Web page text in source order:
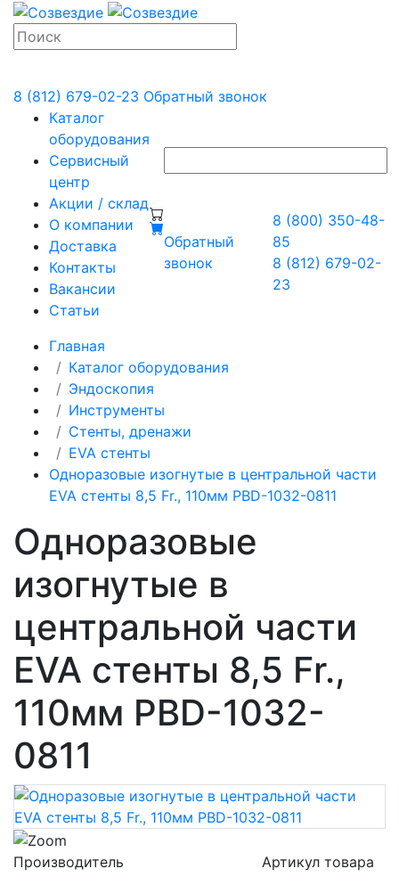
8 (812) 679-02-23 Обратный звонок
Каталог
оборудования
Сервисный
центр
Акции / склад
О компании
Доставка
Контакты
Вакансии
Статьи
Обратный
звонок
8 (800) 350-48-
85
8 (812) 679-02-
23
Главная
Каталог оборудования
Эндоскопия
Инструменты
Стенты, дренажи
EVA стенты
Одноразовые изогнутые в центральной части
EVA стенты 8,5 Fr., 110мм PBD-1032-0811
Одноразовые
изогнутые в
центральной части
EVA стенты 8,5 Fr.,
110мм PBD-1032-
0811
Производитель Артикул товара